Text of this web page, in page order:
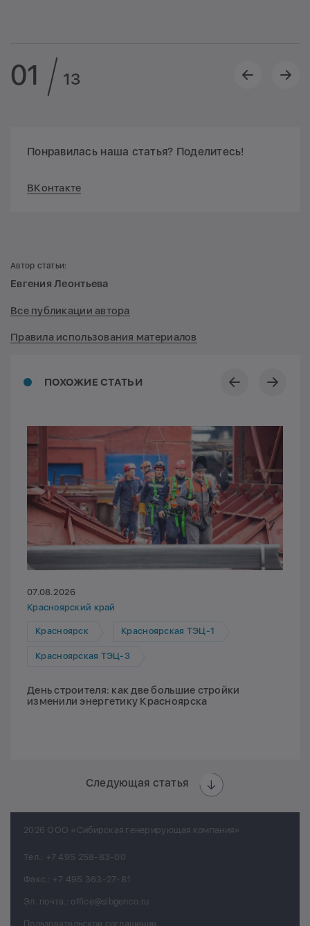
01 13
Понравилась наша статья? Поделитесь!
ВКонтакте
ПОХОЖИЕ СТАТЬИ
07.08.2026
Красноярский край
Красноярск Красноярская ТЭЦ-1
Красноярская ТЭЦ-3
День строителя: как две большие стройки
изменили энергетику Красноярска
Следующая статья
Автор статьи:
Евгения Леонтьева
Все публикации автора
Правила использования материалов
2026 ООО «Сибирская генерирующая компания»
Тел.: +7 495 258-83-00
Факс.: +7 495 363-27-81
Эл. почта.: office@sibgenco.ru
Пользовательское соглашение